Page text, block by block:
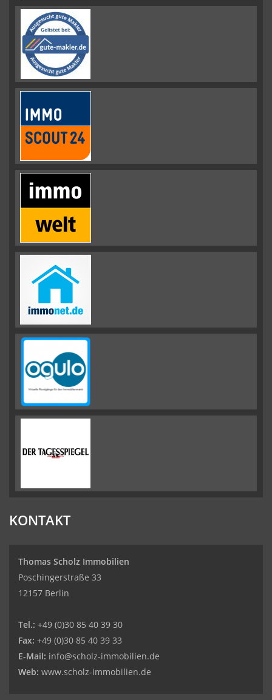
KONTAKT
Thomas Scholz Immobilien
Poschingerstraße 33
12157 Berlin
Tel.: +49 (0)30 85 40 39 30
Fax: +49 (0)30 85 40 39 33
E-Mail: info@scholz-immobilien.de
Web: www.scholz-immobilien.de